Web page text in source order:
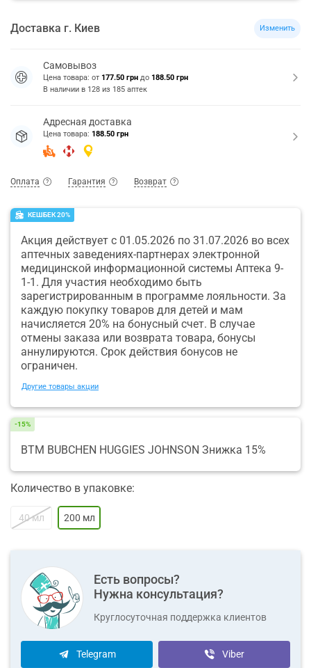
Доставка г. Киев Изменить
Самовывоз
Цена товара: от 177.50 грн до 188.50 грн
В наличии в 128 из 185 аптек
Адресная доставка
Цена товара: 188.50 грн
Оплата Гарантия Возврат
КЕШБЕК 20%
Акция действует с 01.05.2026 по 31.07.2026 во всех
аптечных заведениях-партнерах электронной
медицинской информационной системы Аптека 9-
1-1. Для участия необходимо быть
зарегистрированным в программе лояльности. За
каждую покупку товаров для детей и мам
начисляется 20% на бонусный счет. В случае
отмены заказа или возврата товара, бонусы
аннулируются. Срок действия бонусов не
ограничен.
Другие товары акции
-15%
ВТМ BUBCHEN HUGGIES JOHNSON Знижка 15%
Количество в упаковке:
40 мл 200 мл
Есть вопросы?
Нужна консультация?
Круглосуточная поддержка клиентов
Telegram Viber